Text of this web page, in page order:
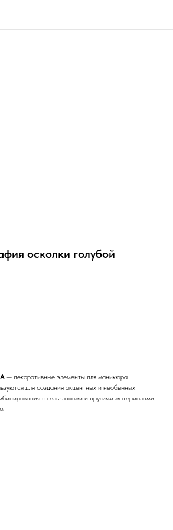
осколки голубой
— декоративные элементы для маникюра
для создания акцентных и необычных
с гель-лаками и другими материалами.